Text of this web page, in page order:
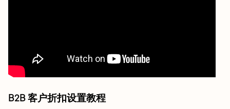
B2B 客户折扣设置教程